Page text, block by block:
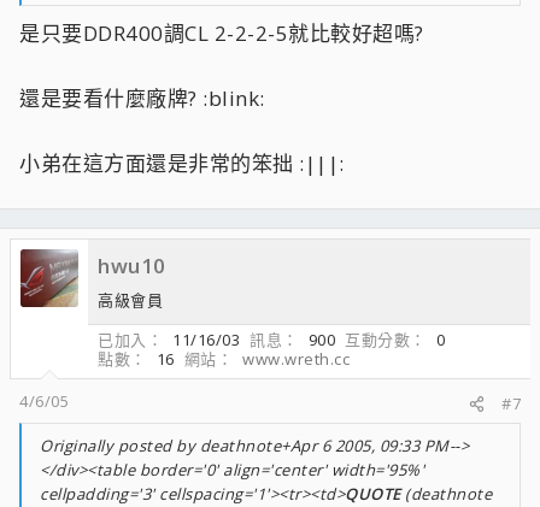
是只要DDR400調CL 2-2-2-5就比較好超嗎?
還是要看什麼廠牌? :blink:
小弟在這方面還是非常的笨拙 :|||:
hwu10
高級會員
已加入
11/16/03 訊息 900 互動分數
0
點數
16 網站
www.wreth.cc
4/6/05
#7
Originally posted by deathnote+Apr 6 2005, 09:33 PM-->
</div><table border='0' align='center' width='95%'
cellpadding='3' cellspacing='1'><tr><td>QUOTE(deathnote